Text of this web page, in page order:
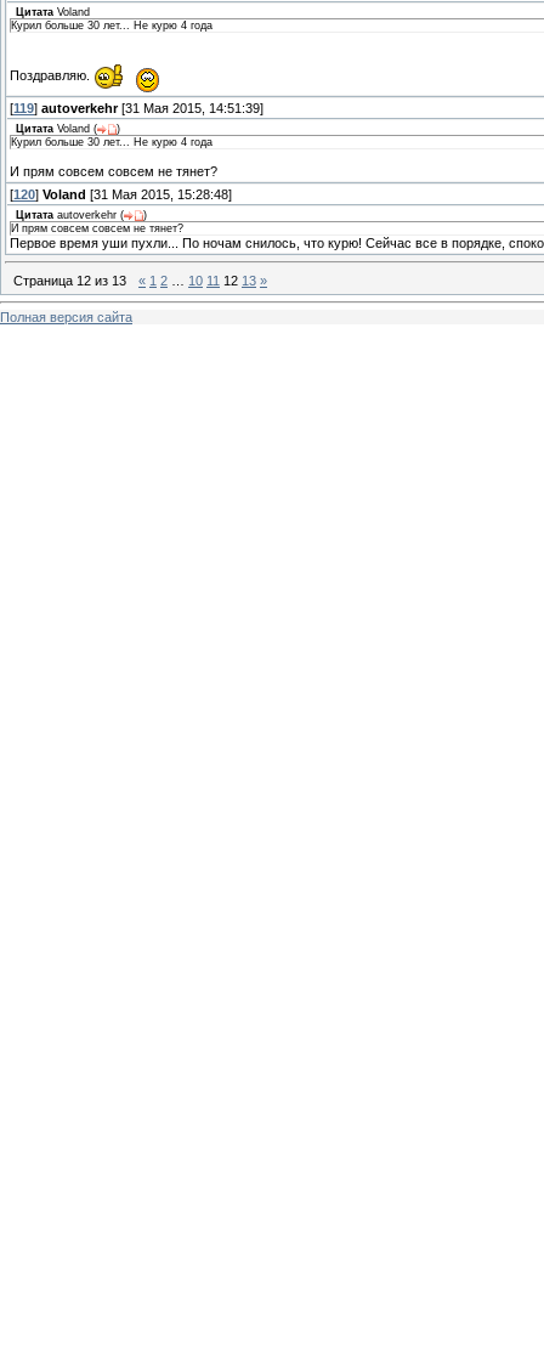
Цитата Voland
Курил больше 30 лет... Не курю 4 года
Поздравляю.
[119] autoverkehr[31 Мая 2015, 14:51:39]
Цитата Voland (
)
Курил больше 30 лет... Не курю 4 года
И прям совсем совсем не тянет?
[120] Voland [31 Мая 2015, 15:28:48]
Цитата autoverkehr (
)
И прям совсем совсем не тянет?
Первое время уши пухли... По ночам снилось, что курю! Сейчас все в порядке,
Страница 12 из 13 « 1 2 10 11 12 13 »
Полная версия сайта